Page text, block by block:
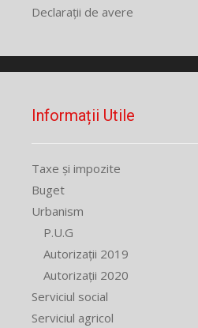
Declarații de avere
Informații Utile
Taxe și impozite
Buget
Urbanism
P.U.G
Autorizații 2019
Autorizații 2020
Serviciul social
Serviciul agricol